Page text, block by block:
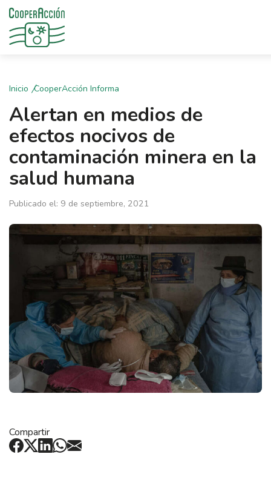
Inicio CooperAcción Informa
Alertan en medios de
efectos nocivos de
contaminación minera en la
salud humana
Publicado el: 9 de septiembre, 2021
Compartir